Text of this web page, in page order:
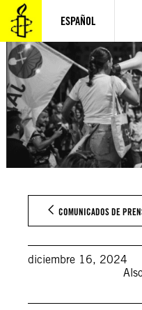
ESPAÑOL
Saltar
contenido
COMUNICADOS DE
diciembre 16, 2024